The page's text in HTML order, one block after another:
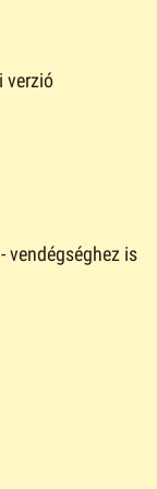
verzió
vendégséghez is